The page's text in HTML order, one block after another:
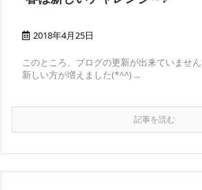
2018年4月25日
このところ、ブログの更新が出来ていませ
新しい方が増えました(*^^) ...
記事を読む